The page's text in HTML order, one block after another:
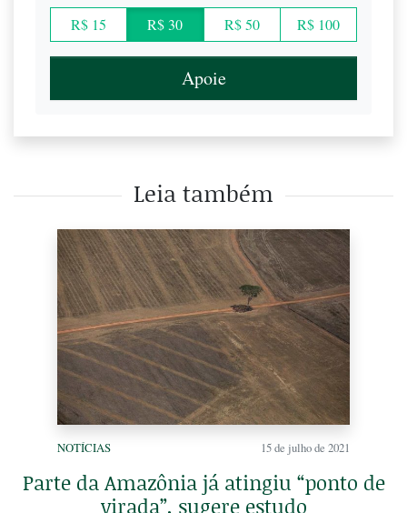
R$ 15 R$ 30 R$ 50 R$ 100
Apoie
Leia também
NOTÍCIAS 15 de julho de 2021
Parte da Amazônia já atingiu “ponto de
virada”, sugere estudo